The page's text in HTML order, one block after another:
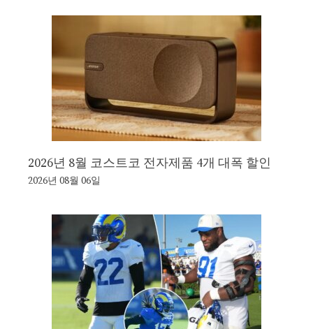
2026년 8월 코스트코 전자제품 4개 대폭 할인
2026년 08월 06일